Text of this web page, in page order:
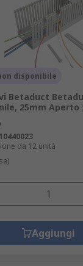
disponibile
Betaduct
25mm Aperto
10440023
da 12 unità
Aggiungi